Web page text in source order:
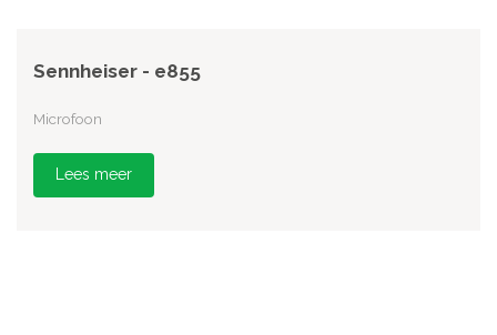
Sennheiser - e855
Microfoon
Lees meer